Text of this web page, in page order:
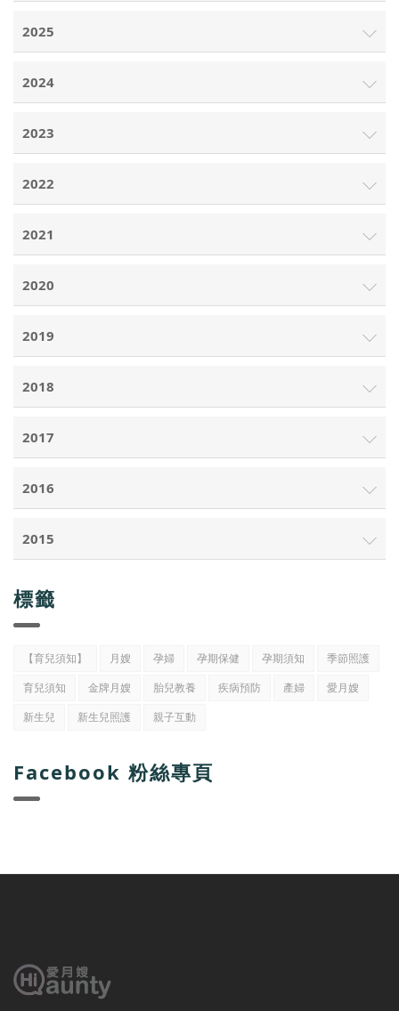
2025
2024
2023
2022
2021
2020
2019
2018
2017
2016
2015
標籤
【育兒須知】 月嫂 孕婦 孕期保健 孕期須知
季節照護
育兒須知
金牌月嫂 胎兒教養 疾病預防 產婦
愛月嫂
新生兒
新生兒照護 親子互動
Facebook 粉絲專頁